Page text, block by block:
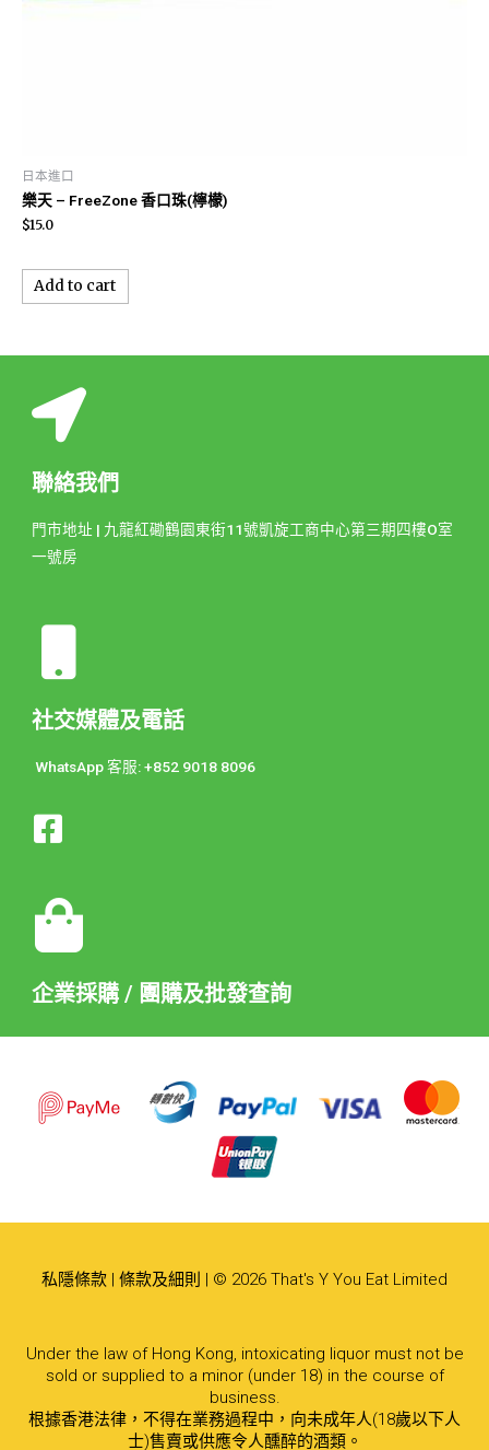
日本進口
樂天 – FreeZone 香口珠(檸檬)
$15.0
Add to cart
聯絡我們
門市地址 | 九龍紅磡鶴園東街11號凱旋工商中心第三期四樓O室
一號房
社交媒體及電話
WhatsApp 客服: +852 9018 8096
企業採購 / 團購及批發查詢
私隱條款 | 條款及細則 | © 2026 That's Y You Eat Limited
Under the law of Hong Kong, intoxicating liquor must not be
sold or supplied to a minor (under 18) in the course of
business.
根據香港法律，不得在業務過程中，向未成年人(18歲以下人
士)售賣或供應令人醺醉的酒類。